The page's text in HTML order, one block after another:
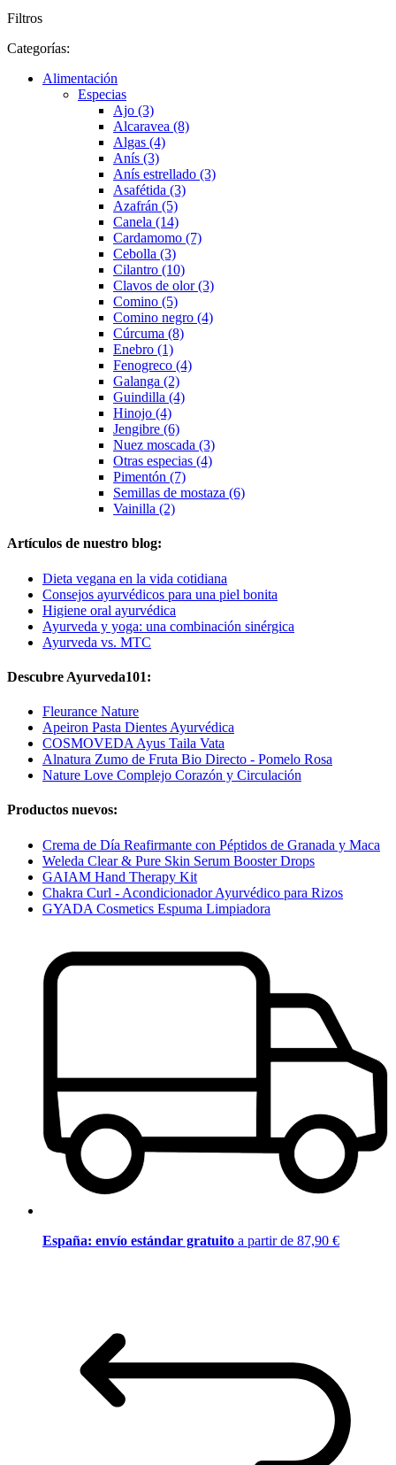
Filtros
Categorías:
Alimentación
Especias
Ajo (3)
Alcaravea (8)
Algas (4)
Anís (3)
Anís estrellado (3)
Asafétida (3)
Azafrán (5)
Canela (14)
Cardamomo (7)
Cebolla (3)
Cilantro (10)
Clavos de olor (3)
Comino (5)
Comino negro (4)
Cúrcuma (8)
Enebro (1)
Fenogreco (4)
Galanga (2)
Guindilla (4)
Hinojo (4)
Jengibre (6)
Nuez moscada (3)
Otras especias (4)
Pimentón (7)
Semillas de mostaza (6)
Vainilla (2)
Artículos de nuestro blog:
Dieta vegana en la vida cotidiana
Consejos ayurvédicos para una piel bonita
Higiene oral ayurvédica
Ayurveda y yoga: una combinación sinérgica
Ayurveda vs. MTC
Descubre Ayurveda101:
Fleurance Nature
Apeiron Pasta Dientes Ayurvédica
COSMOVEDA Ayus Taila Vata
Alnatura Zumo de Fruta Bio Directo - Pomelo Rosa
Nature Love Complejo Corazón y Circulación
Productos nuevos:
Crema de Día Reafirmante con Péptidos de Granada y Maca
Weleda Clear & Pure Skin Serum Booster Drops
GAIAM Hand Therapy Kit
Chakra Curl - Acondicionador Ayurvédico para Rizos
GYADA Cosmetics Espuma Limpiadora
España: envío estándar gratuito a partir de 87,90 €